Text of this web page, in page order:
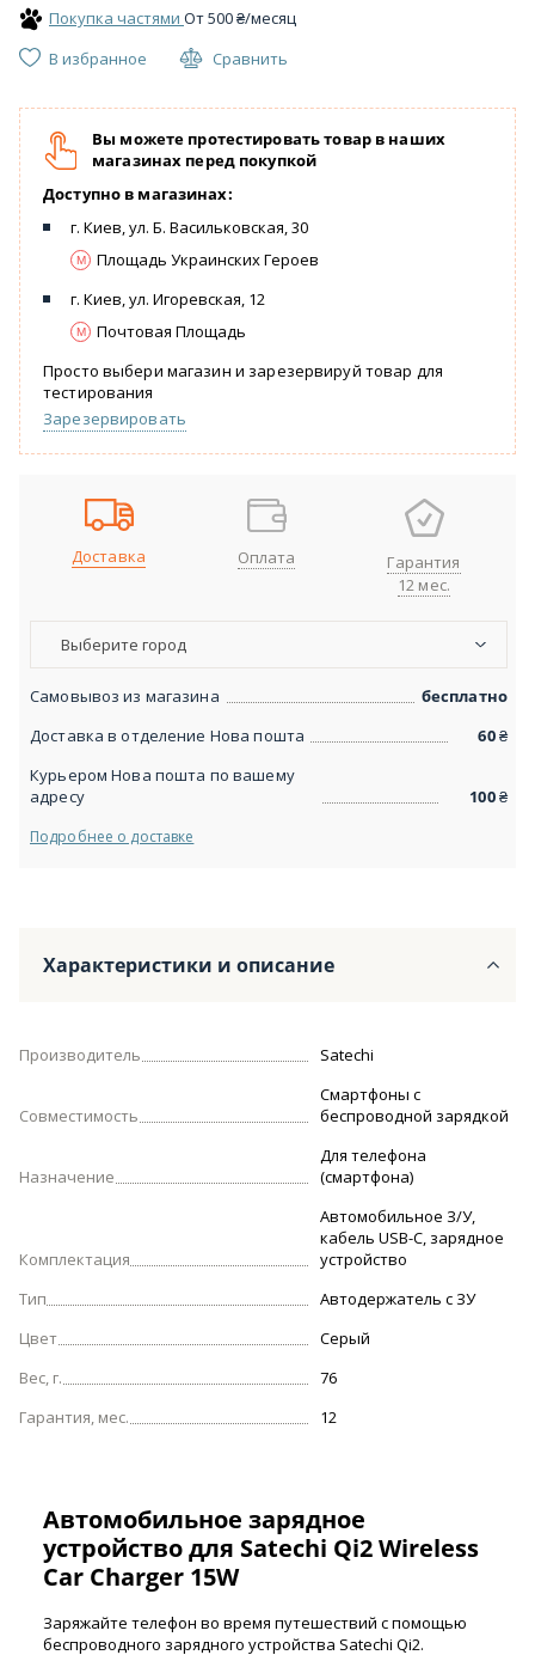
Покупка частями От500₴/месяц
В избранное
Сравнить
Вы можете протестировать товар в наших
магазинах перед покупкой
Доступно в магазинах:
г. Киев, ул. Б. Васильковская, 30
Площадь Украинских Героев
г. Киев, ул. Игоревская, 12
Почтовая Площадь
Просто выбери магазин и зарезервируй товар для
тестирования
Зарезервировать
Доставка Оплата
Гарантия
12 мес.
Выберите город
Самовывоз из магазина
бесплатно
Доставка в отделение Нова пошта
60₴
Курьером Нова пошта по вашему
адресу
100₴
Подробнее о доставке
Характеристики и описание
Производитель Satechi
Совместимость
Смартфоны с
беспроводной зарядкой
Назначение
Для телефона
(смартфона)
Комплектация
Автомобильное З/У,
кабель USB-C, зарядное
устройство
Тип
Автодержатель с ЗУ
Цвет
Серый
Вес, г.
76
Гарантия, мес.
12
Автомобильное зарядное
устройство для Satechi Qi2 Wireless
Car Charger 15W
Заряжайте телефон во время путешествий с помощью
беспроводного зарядного устройства Satechi Qi2.